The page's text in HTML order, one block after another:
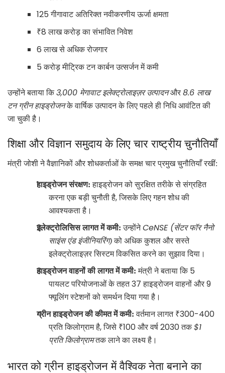
125गीगावाट अतिरिक्त नवीकरणीय ऊर्जा क्षमता
₹8लाख करोड़ का संभावित निवेश
6लाख से अधिक रोजगार
5करोड़ मीट्रिक टन कार्बन उत्सर्जन में कमी
उन्होंने बताया कि 3,000 मेगावाट इलेक्ट्रोलाइज़र उत्पादन और 8.6 लाख
टन ग्रीन हाइड्रोजन के वार्षिक उत्पादन के लिए पहले ही निधि आवंटित की
जा चुकी है।
शिक्षा और विज्ञान समुदाय के लिए चार राष्ट्रीय चुनौतियाँ
मंत्री जोशी ने वैज्ञानिकों और शोधकर्ताओं के समक्ष चार प्रमुख चुनौतियाँ रखीं:
हाइड्रोजन संरक्षण: हाइड्रोजन को सुरक्षित तरीके से संग्रहित
करना एक बड़ी चुनौती है,जिसके लिए गहन शोध की
आवश्यकता है।
इलेक्ट्रोलिसिस लागत में कमी: उन्होंने CeNSE (सेंटर फॉर नैनो
साइंस एंड इंजीनियरिंग) को अधिक कुशल और सस्ते
इलेक्ट्रोलाइज़र सिस्टम विकसित करने का सुझाव दिया।
हाइड्रोजन वाहनों की लागत में कमी: मंत्री ने बताया कि 5
पायलट परियोजनाओं के तहत37हाइड्रोजन वाहनों और9
फ्यूलिंग स्टेशनों को समर्थन दिया गया है।
ग्रीन हाइड्रोजन की कीमत में कमी: वर्तमान लागत ₹300-400
प्रति किलोग्राम है,जिसे ₹100और वर्ष2030तक $1
प्रति किलोग्राम तक लाने का लक्ष्य है।
भारत को ग्रीन हाइड्रोजन में वैश्विक नेता बनाने का